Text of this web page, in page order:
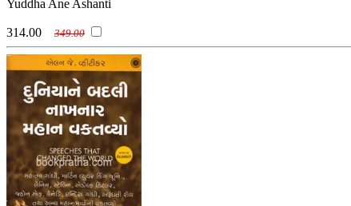
Yuddha Ane Ashanti
314.00 349.00